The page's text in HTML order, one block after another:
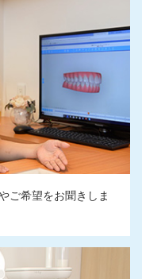
ご希望をお聞きしま